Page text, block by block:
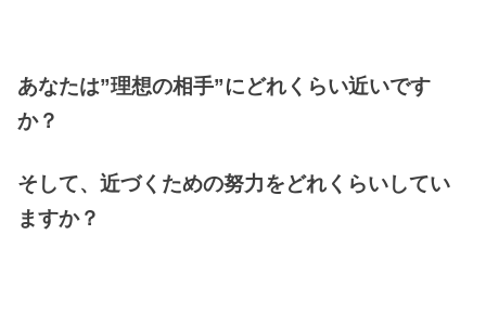
あなたは”理想の相手”にどれくらい近いです
か？
そして、近づくための努力をどれくらいしてい
ますか？